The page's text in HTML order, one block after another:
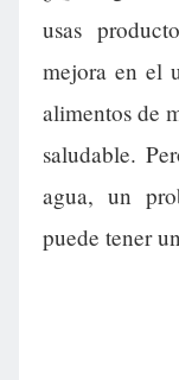
usas
mejora en el
alimentos de
saludable.
agua, un
puede tener